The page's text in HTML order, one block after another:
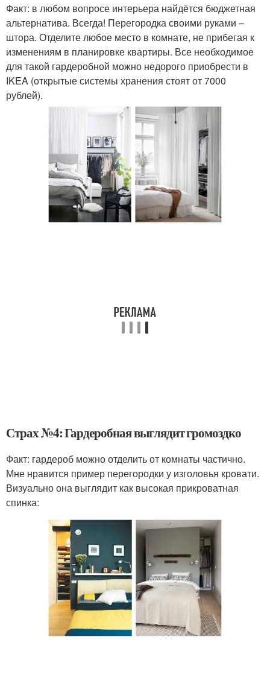
Факт: в любом вопросе интерьера найдётся бюджетная
альтернатива. Всегда! Перегородка своими руками –
штора. Отделите любое место в комнате, не прибегая к
изменениям в планировке квартиры. Все необходимое
для такой гардеробной можно недорого приобрести в
IKEA (открытые системы хранения стоят от 7000
рублей).
Страх №4: Гардеробная выглядит громоздко
Факт: гардероб можно отделить от комнаты частично.
Мне нравится пример перегородки у изголовья кровати.
Визуально она выглядит как высокая прикроватная
спинка: